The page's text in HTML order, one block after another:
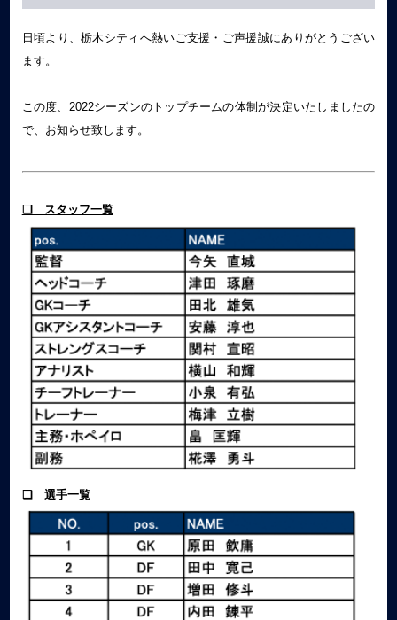
日頃より、栃木シティへ熱いご支援・ご声援誠にありがとうござい
ます。
この度、2022シーズンのトップチームの体制が決定いたしましたの
で、お知らせ致します。
❏ スタッフ一覧
❏ 選手一覧